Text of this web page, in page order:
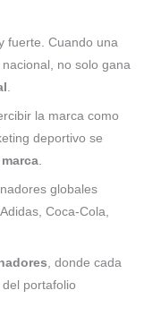
fuerte. Cuando una
no solo gana
.
la marca como
deportivo se
globales
Coca-Cola,
, donde cada
portafolio